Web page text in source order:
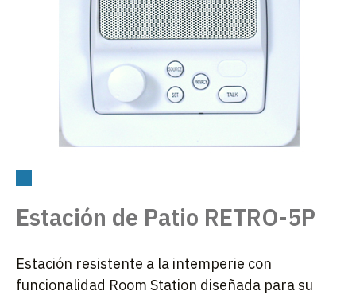
Estación de Patio RETRO-5P
Estación resistente a la intemperie con
funcionalidad Room Station diseñada para su